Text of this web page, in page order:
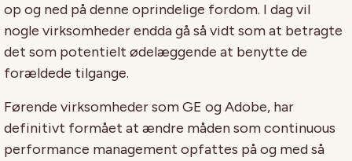
op og ned på denne oprindelige fordom. I dag vil
nogle virksomheder endda gå så vidt som at betragte
det som potentielt ødelæggende at benytte de
forældede tilgange.
Førende virksomheder som GE og Adobe, har
definitivt formået at ændre måden som continuous
performance management opfattes på og med så